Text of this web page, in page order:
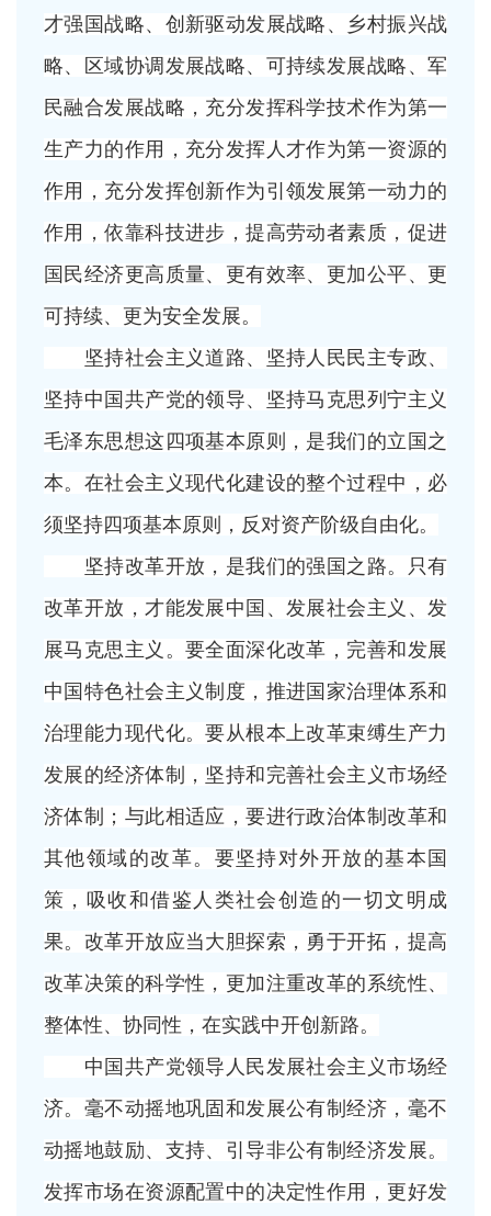
才强国战略、创新驱动发展战略、乡村振兴战
略、区域协调发展战略、可持续发展战略、军
民融合发展战略，充分发挥科学技术作为第一
生产力的作用，充分发挥人才作为第一资源的
作用，充分发挥创新作为引领发展第一动力的
作用，依靠科技进步，提高劳动者素质，促进
国民经济更高质量、更有效率、更加公平、更
可持续、更为安全发展。
坚持社会主义道路、坚持人民民主专政、
坚持中国共产党的领导、坚持马克思列宁主义
毛泽东思想这四项基本原则，是我们的立国之
本。在社会主义现代化建设的整个过程中，必
须坚持四项基本原则，反对资产阶级自由化。
坚持改革开放，是我们的强国之路。只有
改革开放，才能发展中国、发展社会主义、发
展马克思主义。要全面深化改革，完善和发展
中国特色社会主义制度，推进国家治理体系和
治理能力现代化。要从根本上改革束缚生产力
发展的经济体制，坚持和完善社会主义市场经
济体制；与此相适应，要进行政治体制改革和
其他领域的改革。要坚持对外开放的基本国
策，吸收和借鉴人类社会创造的一切文明成
果。改革开放应当大胆探索，勇于开拓，提高
改革决策的科学性，更加注重改革的系统性、
整体性、协同性，在实践中开创新路。
中国共产党领导人民发展社会主义市场经
济。毫不动摇地巩固和发展公有制经济，毫不
动摇地鼓励、支持、引导非公有制经济发展。
发挥市场在资源配置中的决定性作用，更好发